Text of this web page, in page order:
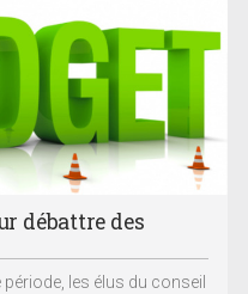
débattre des
les élus du conseil